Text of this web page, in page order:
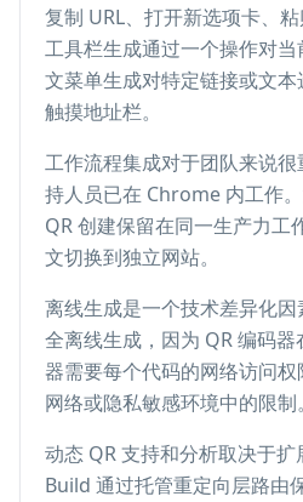
复制 URL、打开新选项卡、粘
工具栏生成通过一个操作对
文菜单生成对特定链接或文
触摸地址栏。
工作流程集成对于团队来说
持人员已在 Chrome 内工作
QR 创建保留在同一生产力工
文切换到独立网站。
离线生成是一个技术差异化
全离线生成，因为 QR 编码
器需要每个代码的网络访问
网络或隐私敏感环境中的限制。
动态 QR 支持和分析取决于
Build 通过托管重定向层路由